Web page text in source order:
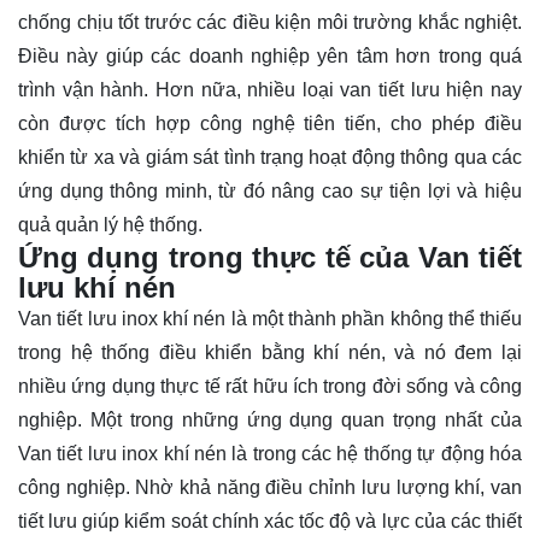
chống chịu tốt trước các điều kiện môi trường khắc nghiệt.
Điều này giúp các doanh nghiệp yên tâm hơn trong quá
trình vận hành. Hơn nữa, nhiều loại van tiết lưu hiện nay
còn được tích hợp công nghệ tiên tiến, cho phép điều
khiển từ xa và giám sát tình trạng hoạt động thông qua các
ứng dụng thông minh, từ đó nâng cao sự tiện lợi và hiệu
quả quản lý hệ thống.
Ứng dụng trong thực tế của Van tiết
lưu khí nén
Van tiết lưu inox khí nén là một thành phần không thể thiếu
trong hệ thống điều khiển bằng khí nén, và nó đem lại
nhiều ứng dụng thực tế rất hữu ích trong đời sống và công
nghiệp. Một trong những ứng dụng quan trọng nhất của
Van tiết lưu inox khí nén là trong các hệ thống tự động hóa
công nghiệp. Nhờ khả năng điều chỉnh lưu lượng khí, van
tiết lưu giúp kiểm soát chính xác tốc độ và lực của các thiết